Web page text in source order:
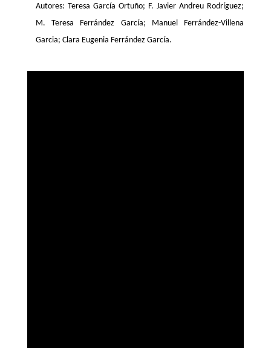
Autores: Teresa García Ortuño; F. Javier Andreu Rodríguez;
M. Teresa Ferrández García; Manuel Ferrández-Villena
Garcia; Clara Eugenia Ferrández García.